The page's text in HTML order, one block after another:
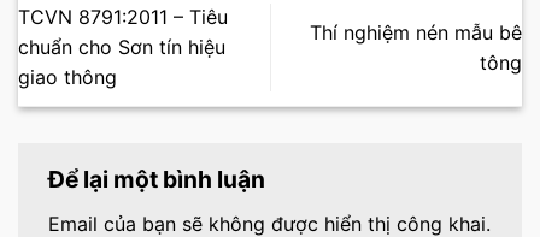
TCVN 8791:2011 – Tiêu
chuẩn cho Sơn tín hiệu
giao thông
Thí nghiệm nén mẫu bê
tông
Để lại một bình luận
Email của bạn sẽ không được hiển thị công khai.